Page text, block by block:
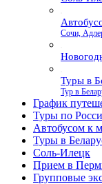
Сочи,
Туры в
Тур в
График
Туры по
Автобусом к
Туры в
Соль-Илецк
Прием в
Групповые